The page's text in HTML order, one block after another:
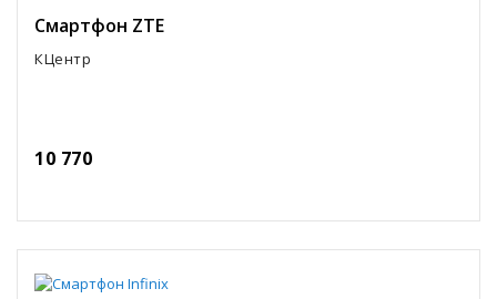
Смартфон ZTE
КЦентр
10 770